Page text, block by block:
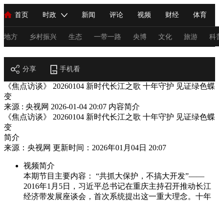
首页 时政 新闻 评论 视频 财经 体育
人民领袖习近平 联播+ 中国领导人 央视快评 习式妙语
直播 栏目大全 节目单 听音 微视频 主持人
海外频道 iPanda English Монгол
地方 乡村振兴 生态 一带一路 央博 文化 旅游 科
总台春晚 网络春晚
新闻 国内 国际 评论 经济
视频 小央视频 小央直播 直播中国
现场 前线
体育 直播 竞猜 2026年世界杯 2026年冬奥会
分享 手机看
《焦点访谈》 20260104 新时代长江之歌 十年守护 见证绿色蝶
变
来源 : 央视网 2026-01-04 20:07 内容简介
《焦点访谈》 20260104 新时代长江之歌 十年守护 见证绿色蝶
变
简介
来源：央视网 更新时间：2026年01月04日 20:07
视频简介
本期节目主要内容： “共抓大保护，不搞大开发”——
2016年1月5日，习近平总书记在重庆主持召开推动长江
经济带发展座谈会，首次系统提出这一重大理念。十年